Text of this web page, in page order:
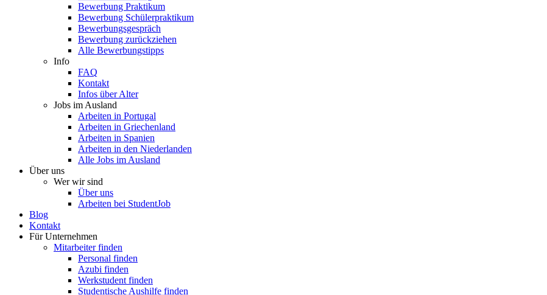
Bewerbung Praktikum
Bewerbung Schülerpraktikum
Bewerbungsgespräch
Bewerbung zurückziehen
Alle Bewerbungstipps
Info
FAQ
Kontakt
Infos über Alter
Jobs im Ausland
Arbeiten in Portugal
Arbeiten in Griechenland
Arbeiten in Spanien
Arbeiten in den Niederlanden
Alle Jobs im Ausland
Über uns
Wer wir sind
Über uns
Arbeiten bei StudentJob
Blog
Kontakt
Für Unternehmen
Mitarbeiter finden
Personal finden
Azubi finden
Werkstudent finden
Studentische Aushilfe finden